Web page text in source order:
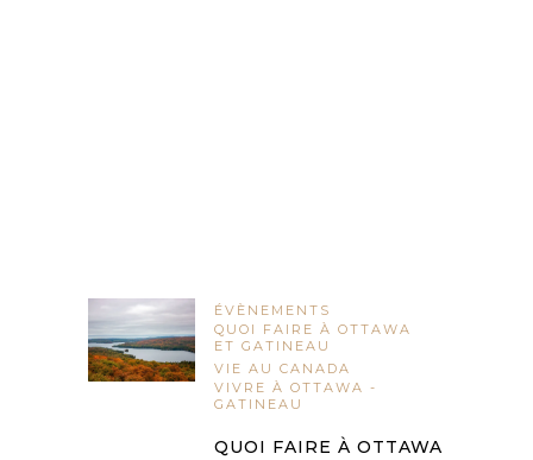
ÉVÈNEMENTS
QUOI FAIRE À OTTAWA
ET GATINEAU
VIE AU CANADA
VIVRE À OTTAWA -
GATINEAU
QUOI FAIRE À OTTAWA